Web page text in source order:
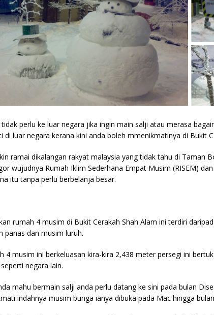
tidak perlu ke luar negara jika ingin main salji atau merasa
di luar negara kerana kini anda boleh mmenikmatinya di Bukit
ramai dikalangan rakyat malaysia yang tidak tahu di Taman
wujudnya Rumah Iklim Sederhana Empat Musim (RISEM)
itu tanpa perlu berbelanja besar.
rumah 4 musim di Bukit Cerakah Shah Alam ini terdiri
panas dan musim luruh.
4 musim ini berkeluasan kira-kira 2,438 meter persegi ini
negara lain.
mahu bermain salji anda perlu datang ke sini pada bulan
indahnya musim bunga ianya dibuka pada Mac hingga